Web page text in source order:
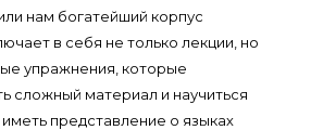
нам богатейший корпус
в себя не только лекции, но
упражнения, которые
сложный материал и научиться
иметь представление о языках